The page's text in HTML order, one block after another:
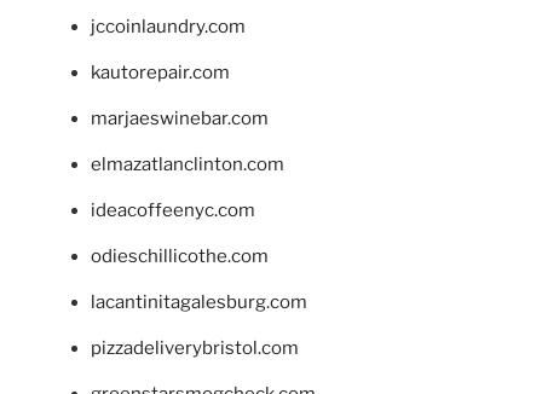
jccoinlaundry.com
kautorepair.com
marjaeswinebar.com
elmazatlanclinton.com
ideacoffeenyc.com
odieschillicothe.com
lacantinitagalesburg.com
pizzadeliverybristol.com